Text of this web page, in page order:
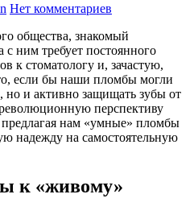
Нет комментариев
общества, знакомый
с ним требует постоянного
к стоматологу и, зачастую,
если бы наши пломбы могли
но и активно защищать зубы от
перспективу
нам «умные» пломбы
надежду на самостоятельную
к «живому»